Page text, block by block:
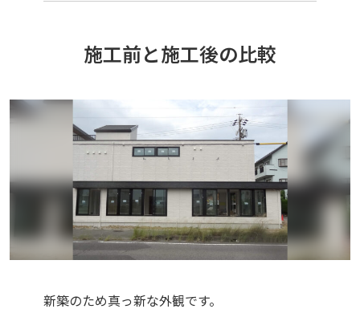
施工前と施工後の比較
新築のため真っ新な外観です。